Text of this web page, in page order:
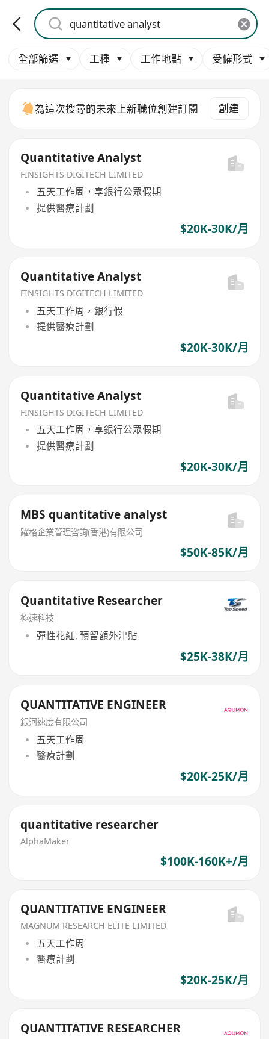
全部篩選 工種 工作地點 受僱形式
為這次搜尋的未來上新職位創建訂閱 創建
Quantitative Analyst
FINSIGHTS DIGITECH LIMITED
五天工作周，享銀行公眾假期
提供醫療計劃
$20K-30K/月
Quantitative Analyst
FINSIGHTS DIGITECH LIMITED
五天工作周，銀行假
提供醫療計劃
$20K-30K/月
Quantitative Analyst
FINSIGHTS DIGITECH LIMITED
五天工作周，享銀行公眾假期
提供醫療計劃
$20K-30K/月
MBS quantitative analyst
躍格企業管理咨詢(香港)有限公司
$50K-85K/月
Quantitative Researcher
極速科技
彈性花紅, 預留額外津貼
$25K-38K/月
QUANTITATIVE ENGINEER
銀河速度有限公司
五天工作周
醫療計劃
$20K-25K/月
quantitative researcher
AlphaMaker
$100K-160K+/月
QUANTITATIVE ENGINEER
MAGNUM RESEARCH ELITE LIMITED
五天工作周
醫療計劃
$20K-25K/月
QUANTITATIVE RESEARCHER